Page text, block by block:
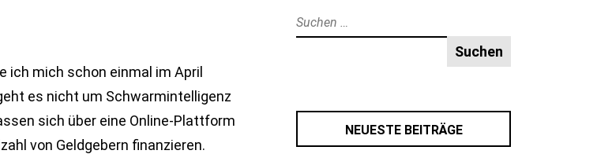
ich mich schon einmal im April
es nicht um Schwarmintelligenz
sich über eine Online-Plattform
von Geldgebern finanzieren.
Suche
nach:
NEUESTE BEITRÄGE